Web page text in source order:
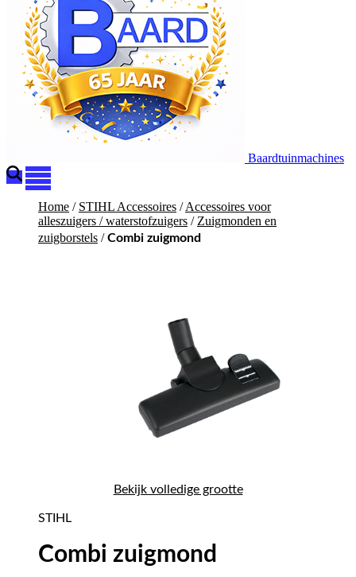
Baardtuinmachines
Home / STIHL Accessoires /Accessoires voor
alleszuigers / waterstofzuigers / Zuigmonden en
zuigborstels /Combi zuigmond
Bekijk volledige grootte
STIHL
Combi zuigmond